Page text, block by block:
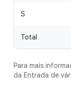
S
Total
Para mais
da Entrada de